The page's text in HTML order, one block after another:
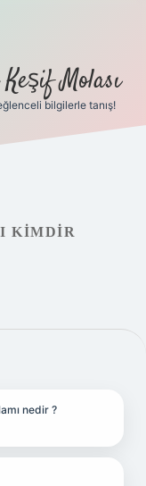
Molası
bilgilerle tanış!
KIMDIR
nedir ?